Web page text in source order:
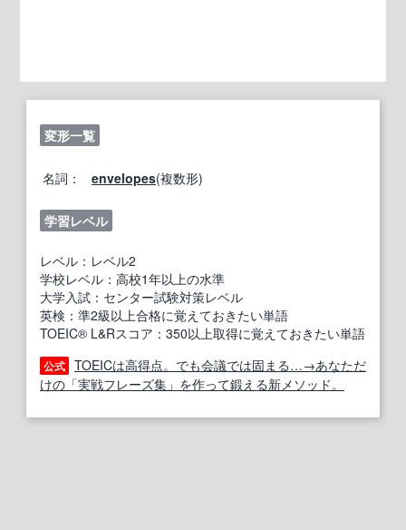
変形一覧
名詞： envelopes(複数形)
学習レベル
レベル：レベル2
学校レベル：高校1年以上の水準
大学入試：センター試験対策レベル
英検：準2級以上合格に覚えておきたい単語
TOEIC® L&Rスコア：350以上取得に覚えておきたい単語
公式 TOEICは高得点。でも会議では固まる…→あなただ
けの「実戦フレーズ集」を作って鍛える新メソッド。